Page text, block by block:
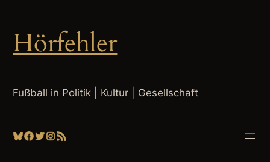
springen
Hörfehler
Fußball in Politik | Kultur | Gesellschaft
Bluesky
Facebook
Twitter
Instagram
RSS-Feed